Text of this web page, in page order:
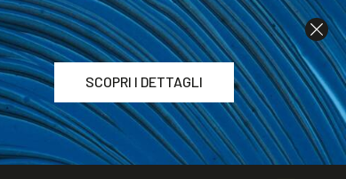
SCOPRI I DETTAGLI